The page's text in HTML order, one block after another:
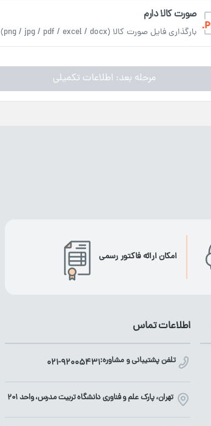
صورت کالا دارم
بارگذاری فایل صورت کالا (png / jpg / pdf / excel / docx)
مرحله بعد: اطلاعات تکمیلی
امکان ارائه فاکتور رسمی
اطلاعات تماس
تلفن پشتیبانی و مشاوره:021-92005431
تهران، پارک علم و فناوری دانشگاه تربیت مدرس، واحد ۲۰۱